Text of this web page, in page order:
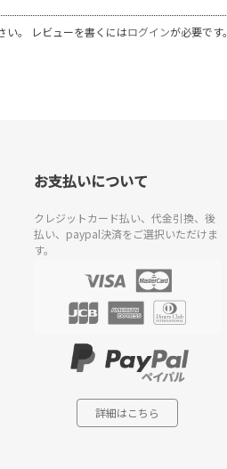
い。 レビューを書くにはログインが必要です。
お支払いについて
クレジットカード払い、代金引換、後
払い、paypal決済をご選択いただけま
す。
詳細はこちら